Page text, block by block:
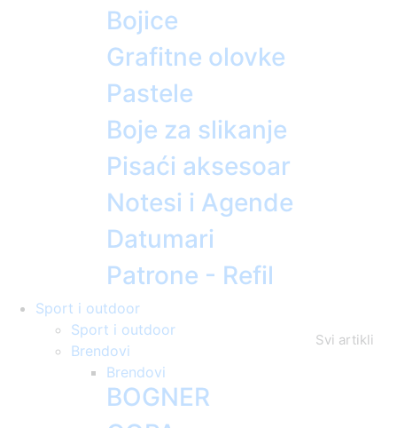
Bojice
Grafitne olovke
Pastele
Boje za slikanje
Pisaći aksesoar
Notesi i Agende
Datumari
Patrone - Refil
Sport i outdoor
Svi artikli
Sport i outdoor
Brendovi
Brendovi
BOGNER